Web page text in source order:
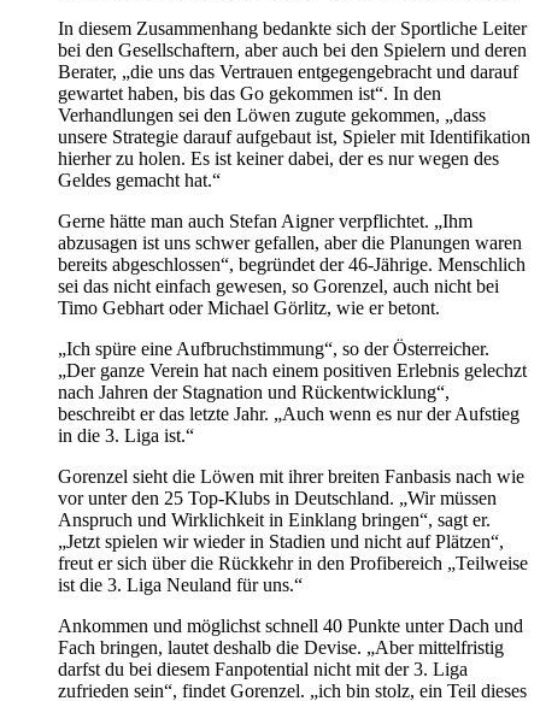
In diesem Zusammenhang bedankte sich der Sportliche Leiter
bei den Gesellschaftern, aber auch bei den Spielern und deren
Berater, „die uns das Vertrauen entgegengebracht und darauf
gewartet haben, bis das Go gekommen ist“. In den
Verhandlungen sei den Löwen zugute gekommen, „dass
unsere Strategie darauf aufgebaut ist, Spieler mit Identifikation
hierher zu holen. Es ist keiner dabei, der es nur wegen des
Geldes gemacht hat.“
Gerne hätte man auch Stefan Aigner verpflichtet. „Ihm
abzusagen ist uns schwer gefallen, aber die Planungen waren
bereits abgeschlossen“, begründet der 46-Jährige. Menschlich
sei das nicht einfach gewesen, so Gorenzel, auch nicht bei
Timo Gebhart oder Michael Görlitz, wie er betont.
„Ich spüre eine Aufbruchstimmung“, so der Österreicher.
„Der ganze Verein hat nach einem positiven Erlebnis gelechzt
nach Jahren der Stagnation und Rückentwicklung“,
beschreibt er das letzte Jahr. „Auch wenn es nur der Aufstieg
in die 3. Liga ist.“
Gorenzel sieht die Löwen mit ihrer breiten Fanbasis nach wie
vor unter den 25 Top-Klubs in Deutschland. „Wir müssen
Anspruch und Wirklichkeit in Einklang bringen“, sagt er.
„Jetzt spielen wir wieder in Stadien und nicht auf Plätzen“,
freut er sich über die Rückkehr in den Profibereich „Teilweise
ist die 3. Liga Neuland für uns.“
Ankommen und möglichst schnell 40 Punkte unter Dach und
Fach bringen, lautet deshalb die Devise. „Aber mittelfristig
darfst du bei diesem Fanpotential nicht mit der 3. Liga
zufrieden sein“, findet Gorenzel. „ich bin stolz, ein Teil dieses